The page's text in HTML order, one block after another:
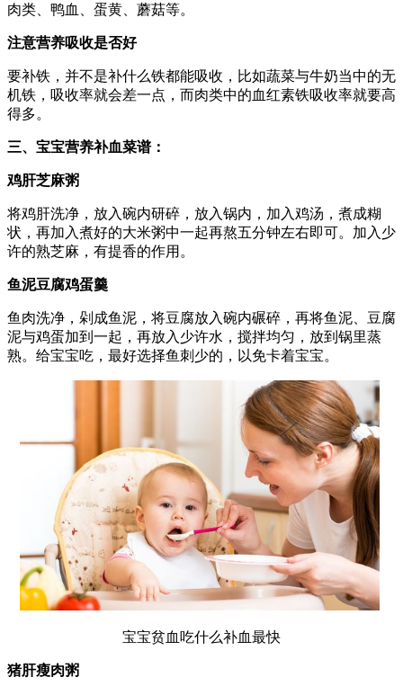
肉类、鸭血、蛋黄、蘑菇等。
注意营养吸收是否好
要补铁，并不是补什么铁都能吸收，比如蔬菜与牛奶当中的无
机铁，吸收率就会差一点，而肉类中的血红素铁吸收率就要高
得多。
三、宝宝营养补血菜谱：
鸡肝芝麻粥
将鸡肝洗净，放入碗内研碎，放入锅内，加入鸡汤，煮成糊
状，再加入煮好的大米粥中一起再熬五分钟左右即可。加入少
许的熟芝麻，有提香的作用。
鱼泥豆腐鸡蛋羹
鱼肉洗净，剁成鱼泥，将豆腐放入碗内碾碎，再将鱼泥、豆腐
泥与鸡蛋加到一起，再放入少许水，搅拌均匀，放到锅里蒸
熟。给宝宝吃，最好选择鱼刺少的，以免卡着宝宝。
宝宝贫血吃什么补血最快
猪肝瘦肉粥